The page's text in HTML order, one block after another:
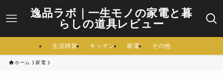
逸品ラボ｜一生モノの家電と暮
らしの道具レビュー
生活雑貨 キッチン 家電 その他
ホーム 家電